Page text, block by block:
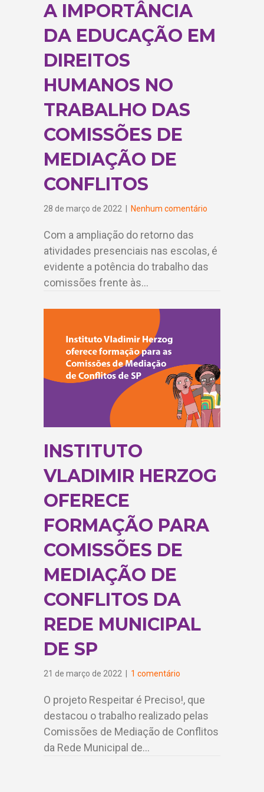
A IMPORTÂNCIA
DA EDUCAÇÃO EM
DIREITOS
HUMANOS NO
TRABALHO DAS
COMISSÕES DE
MEDIAÇÃO DE
CONFLITOS
28 de março de 2022 Nenhum comentário
Com a ampliação do retorno das
atividades presenciais nas escolas, é
evidente a potência do trabalho das
comissões frente às…
INSTITUTO
VLADIMIR HERZOG
OFERECE
FORMAÇÃO PARA
COMISSÕES DE
MEDIAÇÃO DE
CONFLITOS DA
REDE MUNICIPAL
DE SP
21 de março de 2022 1 comentário
O projeto Respeitar é Preciso!, que
destacou o trabalho realizado pelas
Comissões de Mediação de Conflitos
da Rede Municipal de…